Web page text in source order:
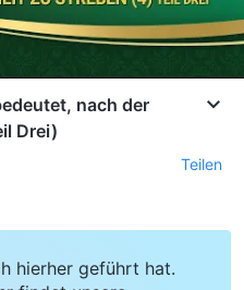
nach der
Drei)
Teilen
hierher geführt hat.